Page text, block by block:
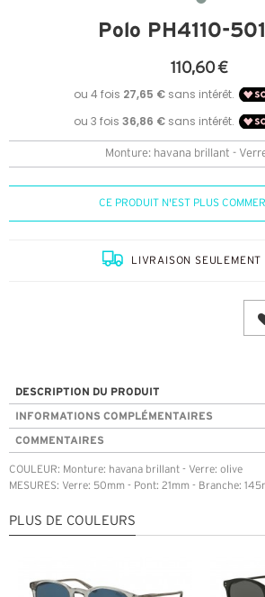
Polo PH4110-
110,60 €
Monture: havana brillant -
CE PRODUIT N'EST PLUS
LIVRAISON
DESCRIPTION DU PRODUIT
INFORMATIONS COMPLÉMENTAIRES
COMMENTAIRES
COULEUR: Monture: havana brillant - Verre: olive
MESURES: Verre: 50mm - Pont: 21mm - Branche:
PLUS DE COULEURS